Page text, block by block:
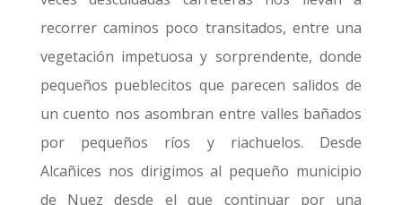
recorrer caminos poco transitados, entre una
vegetación impetuosa y sorprendente, donde
pequeños pueblecitos que parecen salidos de
un cuento nos asombran entre valles bañados
por pequeños ríos y riachuelos. Desde
Alcañices nos dirigimos al pequeño municipio
de Nuez desde el que continuar por una